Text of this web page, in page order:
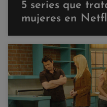
5 series que
mujeres en